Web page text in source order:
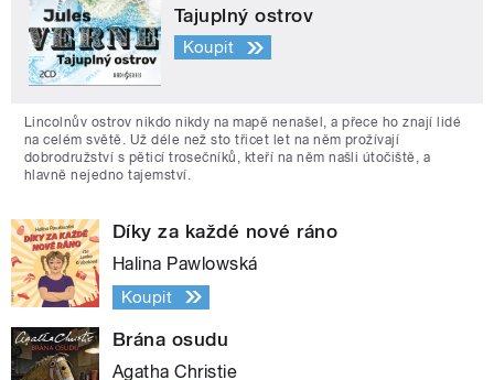
Tajuplný ostrov
Koupit
Lincolnův ostrov nikdo nikdy na mapě nenašel, a přece ho znají lidé
na celém světě. Už déle než sto třicet let na něm prožívají
dobrodružství s pěticí trosečníků, kteří na něm našli útočiště, a
hlavně nejedno tajemství.
Díky za každé nové ráno
Halina Pawlowská
Koupit
Brána osudu
Agatha Christie